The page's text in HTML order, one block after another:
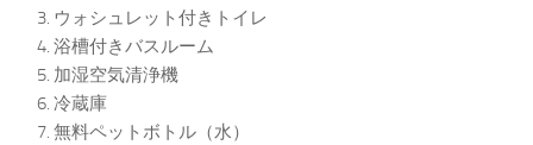
ウォシュレット付きトイレ
浴槽付きバスルーム
加湿空気清浄機
冷蔵庫
無料ペットボトル（水）